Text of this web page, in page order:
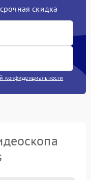
скидка
конфиденциальности